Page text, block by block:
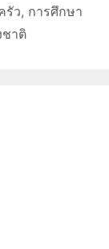
รัว, การศึกษา
าติ